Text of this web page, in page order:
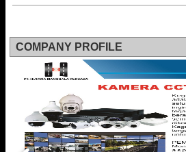
COMPANY PROFILE